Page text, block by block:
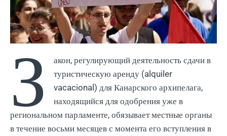
З
акон, регулирующий деятельность сдачи в
туристическую аренду (alquiler
vacacional) для Канарского архипелага,
находящийся для одобрения уже в
региональном парламенте, обязывает местные органы
в течение восьми месяцев с момента его вступления в